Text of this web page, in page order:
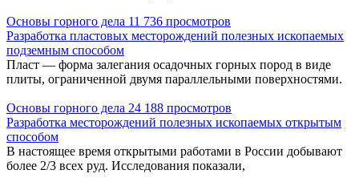
Основы горного дела 11 736 просмотров
Разработка пластовых месторождений полезных ископаемых
подземным способом
Пласт — форма залегания осадочных горных пород в виде
плиты, ограниченной двумя параллельными поверхностями.
Основы горного дела 24 188 просмотров
Разработка месторождений полезных ископаемых открытым
способом
В настоящее время открытыми работами в России добывают
более 2/3 всех руд. Исследования показали,